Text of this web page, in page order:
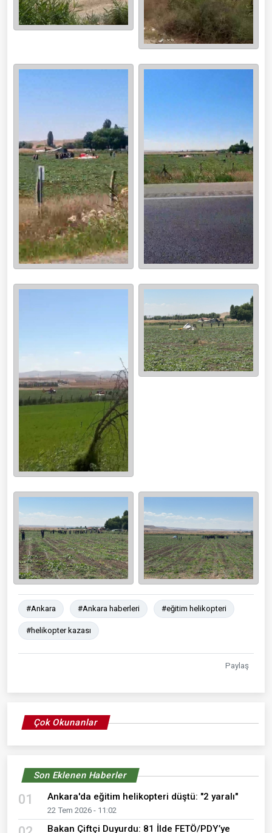
#Ankara #Ankara haberleri #eğitim helikopteri
#helikopter kazası
Paylaş
Çok Okunanlar
Son Eklenen Haberler
01 Ankara'da eğitim helikopteri düştü: "2 yaralı"
22 Tem 2026 - 11:02
Bakan Çiftçi Duyurdu: 81 İlde FETÖ/PDY’ye